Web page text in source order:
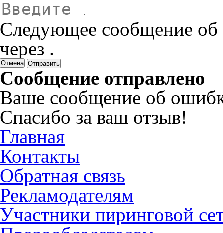
Следующее сообщение об
через .
Отмена
Сообщение отправлено
Ваше сообщение об
Спасибо за ваш отзыв!
Главная
Контакты
Обратная связь
Рекламодателям
Участники пиринговой